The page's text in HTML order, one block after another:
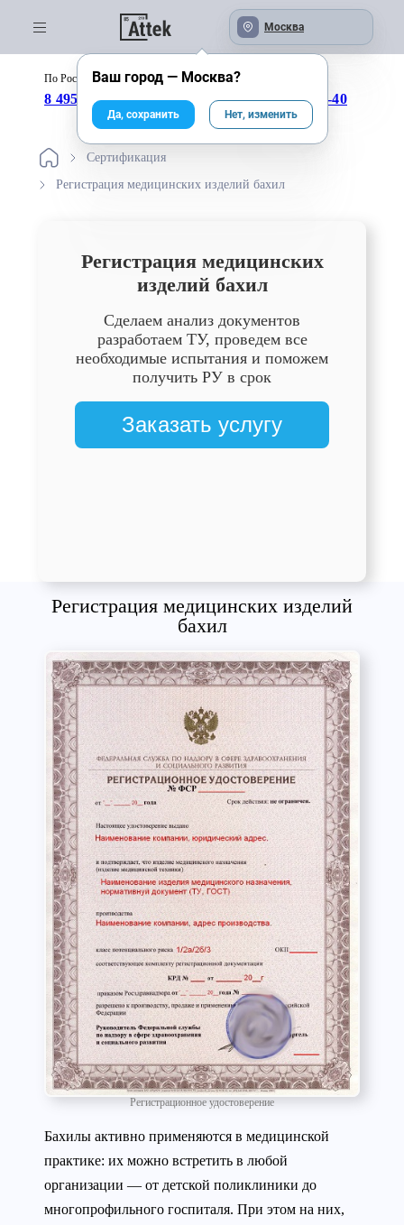
Москва
По России бесплатно:
8 495 246-04-43 8 800 333-25-40
Сертификация
Регистрация медицинских изделий бахил
Регистрация медицинских
изделий бахил
Сделаем анализ документов
разработаем ТУ, проведем все
необходимые испытания и поможем
получить РУ в срок
Заказать услугу
Регистрация медицинских изделий
бахил
Регистрационное удостоверение
Бахилы активно применяются в медицинской
практике: их можно встретить в любой
организации — от детской поликлиники до
многопрофильного госпиталя. При этом на них,
Ваш город — Москва?
Да, сохранить Нет, изменить